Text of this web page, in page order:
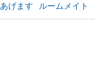
あげます ルームメイト